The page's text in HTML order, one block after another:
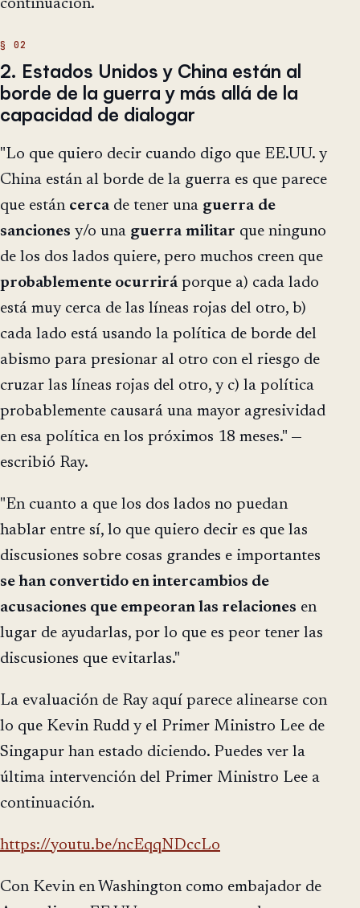
continuación.
2. Estados Unidos y China están al
borde de la guerra y más allá de la
capacidad de dialogar
"Lo que quiero decir cuando digo que EE.UU. y
China están al borde de la guerra es que parece
que están cercade tener una guerra de
sanciones y/o una guerra militar que ninguno
de los dos lados quiere, pero muchos creen que
probablemente ocurriráporque a) cada lado
está muy cerca de las líneas rojas del otro, b)
cada lado está usando la política de borde del
abismo para presionar al otro con el riesgo de
cruzar las líneas rojas del otro, y c) la política
probablemente causará una mayor agresividad
en esa política en los próximos 18 meses." —
escribió Ray.
"En cuanto a que los dos lados no puedan
hablar entre sí, lo que quiero decir es que las
discusiones sobre cosas grandes e importantes
se han convertido en intercambios de
acusaciones que empeoran las relaciones en
lugar de ayudarlas, por lo que es peor tener las
discusiones que evitarlas."
La evaluación de Ray aquí parece alinearse con
lo que Kevin Rudd y el Primer Ministro Lee de
Singapur han estado diciendo. Puedes ver la
última intervención del Primer Ministro Lee a
continuación.
https://youtu.be/ncEqqNDccLo
Con Kevin en Washington como embajador de